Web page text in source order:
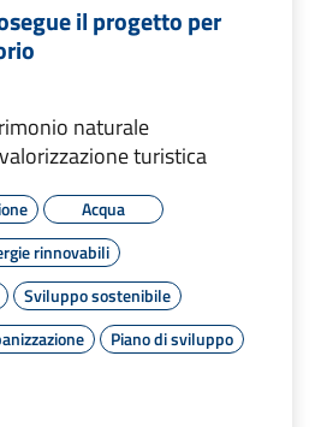
il progetto per
naturale
turistica
Acqua
rinnovabili
Sviluppo sostenibile
Piano di sviluppo